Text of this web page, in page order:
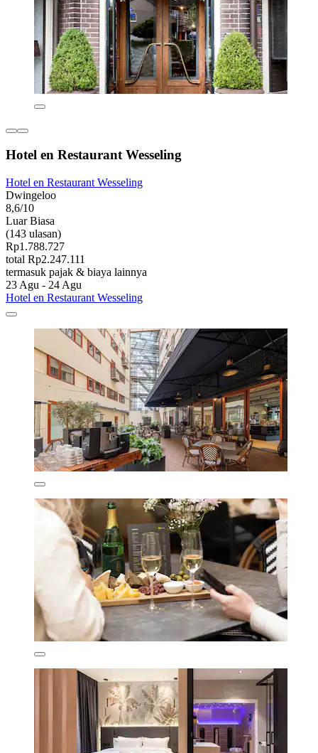
Hotel en Restaurant Wesseling
Hotel en Restaurant Wesseling
Dwingeloo
8,6/10
Luar Biasa
(143 ulasan)
Rp1.788.727
total Rp2.247.111
termasuk pajak & biaya lainnya
23 Agu - 24 Agu
Hotel en Restaurant Wesseling